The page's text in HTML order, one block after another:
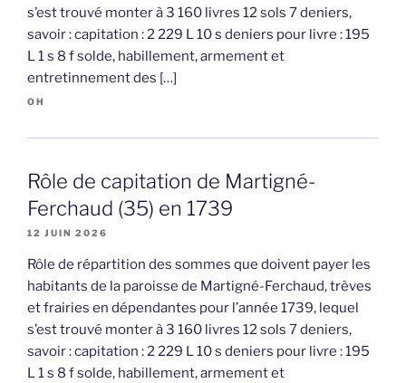
s’est trouvé monter à 3 160 livres 12 sols 7 deniers,
savoir : capitation : 2 229 L 10 s deniers pour livre : 195
L 1 s 8 f solde, habillement, armement et
entretinnement des […]
OH
Rôle de capitation de Martigné-
Ferchaud (35) en 1739
12 JUIN 2026
Rôle de répartition des sommes que doivent payer les
habitants de la paroisse de Martigné-Ferchaud, trèves
et frairies en dépendantes pour l’année 1739, lequel
s’est trouvé monter à 3 160 livres 12 sols 7 deniers,
savoir : capitation : 2 229 L 10 s deniers pour livre : 195
L 1 s 8 f solde, habillement, armement et